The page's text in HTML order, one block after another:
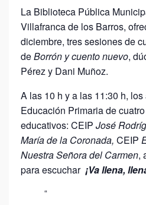
La Biblioteca Pública
Villafranca de los Barros,
diciembre, tres sesiones de
deBorrón y cuento nuevo,
Pérez y Dani Muñoz.
A las 10 h y a las 11:30 h,
Educación Primaria de
educativos: CEIP José
María de la Coronada, CEIP
Nuestra Señora del Carmen,
para escuchar ¡Va llena,